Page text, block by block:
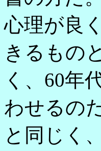
心理が良
きるもの
く、60年
わせるの
と同じく